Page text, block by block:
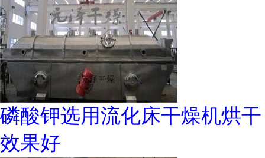
磷酸钾选用流化床干燥机烘干
效果好